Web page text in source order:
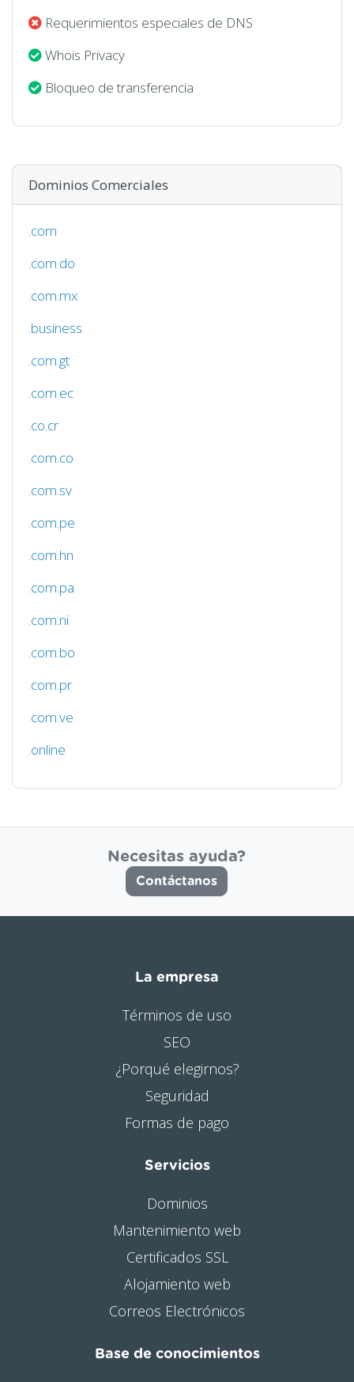
Requerimientos especiales de DNS
Whois Privacy
Bloqueo de transferencia
Dominios Comerciales
.com
.com.do
.com.mx
.business
.com.gt
.com.ec
.co.cr
.com.co
.com.sv
.com.pe
.com.hn
.com.pa
.com.ni
.com.bo
.com.pr
.com.ve
.online
Necesitas ayuda?
Contáctanos
La empresa
Términos de uso
SEO
¿Porqué elegirnos?
Seguridad
Formas de pago
Servicios
Dominios
Mantenimiento web
Certificados SSL
Alojamiento web
Correos Electrónicos
Base de conocimientos